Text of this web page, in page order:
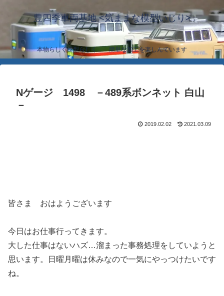
豊四季車両基地 <気ままな模型いじり>
本物らしく模型らしく… 簡単な加工を楽しんでいます
Nゲージ 1498 －489系ボンネット 白山
－
2019.02.02 2021.03.09
皆さま おはようございます
今日はお仕事行ってきます。
大した仕事はないハズ…溜まった事務処理をしていようと
思います。日曜月曜は休みなので一気にやっつけたいです
ね。